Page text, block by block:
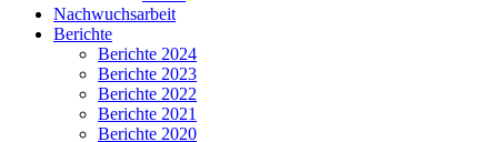
Nachwuchsarbeit
Berichte
Berichte 2024
Berichte 2023
Berichte 2022
Berichte 2021
Berichte 2020